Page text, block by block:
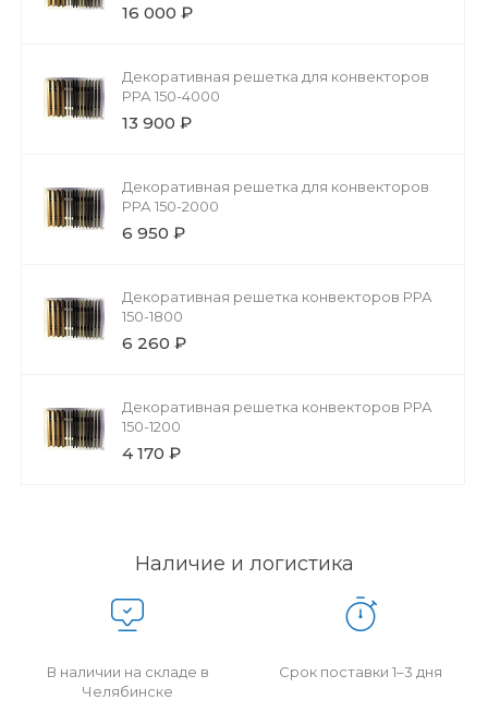
16 000 ₽
Декоративная решетка для конвекторов
РРА 150-4000
13 900 ₽
Декоративная решетка для конвекторов
РРА 150-2000
6 950 ₽
Декоративная решетка конвекторов РРА
150-1800
6 260 ₽
Декоративная решетка конвекторов РРА
150-1200
4 170 ₽
Наличие и логистика
В наличии на складе в
Челябинске
Срок поставки 1–3 дня